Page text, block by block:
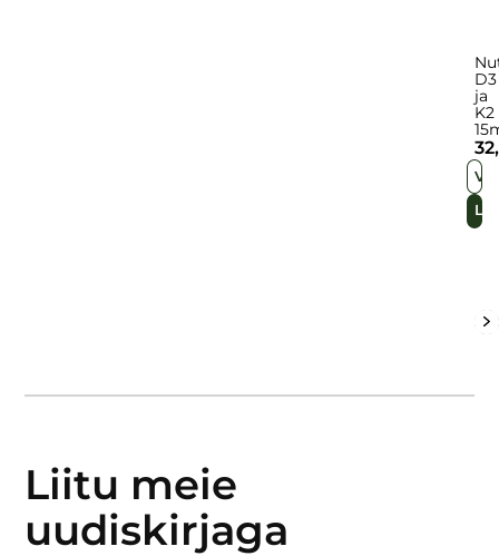
D3
ja
K2
1
2
…
11
12
13
Liitu meie
uudiskirjaga